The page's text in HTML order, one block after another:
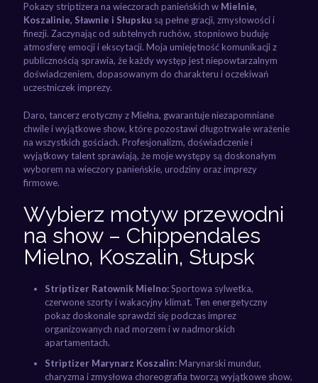
Pokazy striptizera na wieczorach panieńskich w Mielnie,
Koszalinie, Sławnie i Słupsku są pełne gracji, zmysłowości i
finezji. Zaczynając od subtelnych ruchów, stopniowo buduję
atmosferę emocji i ekscytacji. Moja umiejętność komunikacji z
publicznością sprawia, że każdy występ jest niepowtarzalnym
doświadczeniem, dopasowanym do charakteru i oczekiwań
uczestniczek imprezy.
Daro, tancerz erotyczny z Mielna, gwarantuje niezapomniane
chwile i wyjątkowe show, które pozostawi długotrwałe wrażenie
na wszystkich gościach. Profesjonalizm, doświadczenie i
wyjątkowy talent sprawiają, że moje występy są doskonałym
wyborem na wieczory panieńskie, urodziny oraz imprezy
firmowe.
Wybierz motyw przewodni
na show – Chippendales
Mielno, Koszalin, Słupsk
Striptizer Ratownik Mielno:Sportowa sylwetka,
czerwone szorty i wakacyjny klimat. Ten energetyczny
pokaz doskonale sprawdzi się podczas imprez
organizowanych nad morzem i w nadmorskich
apartamentach.
Striptizer Marynarz Koszalin:Marynarski mundur,
charyzma i zmysłowa choreografia tworzą wyjątkowe show,